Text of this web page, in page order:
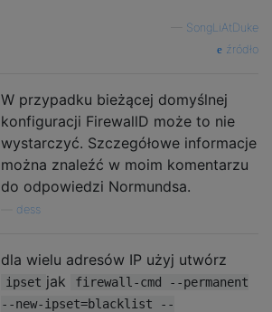
SongLiAtDuke
źródło
W przypadku bieżącej domyślnej
konfiguracji FirewallD może to nie
wystarczyć. Szczegółowe informacje
można znaleźć w moim komentarzu
do odpowiedzi Normundsa.
dess
dla wielu adresów IP użyj utwórz
ipset jak
firewall-cmd --permanent
--new-ipset=blacklist --